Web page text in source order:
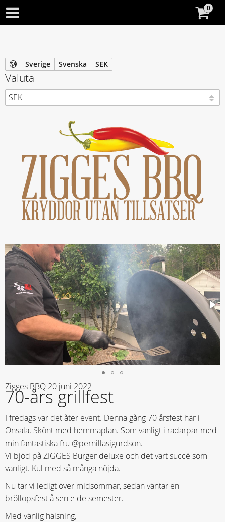
Sverige Svenska SEK
Valuta
Zigges BBQ 20 juni 2022
70-års grillfest
I fredags var det åter event. Denna gång 70 årsfest här i
Onsala. Skönt med hemmaplan. Som vanligt i radarpar med
min fantastiska fru @pernillasigurdson.
Vi bjöd på ZIGGES Burger deluxe och det vart succé som
vanligt. Kul med så många nöjda.
Nu tar vi ledigt över midsommar, sedan väntar en
bröllopsfest å sen e de semester.
Med vänlig hälsning,